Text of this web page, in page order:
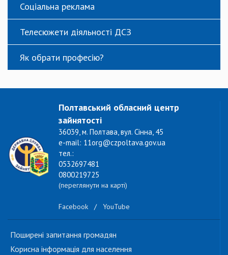
Соціальна реклама
Телесюжети діяльності ДСЗ
Як обрати професію?
Полтавський обласний центр
зайнятості
36039, м. Полтава, вул. Сінна, 45
e-mail: 11org@czpoltava.gov.ua
тел.:
0532697481
0800219725
(переглянути на карті)
Facebook / YouTube
Поширені запитання громадян
Корисна інформація для населення